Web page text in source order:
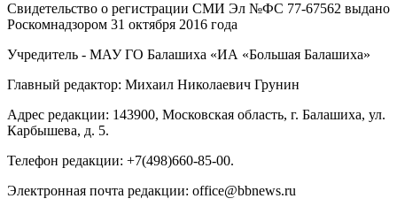
Свидетельство о регистрации СМИ Эл №ФС ‎77-67562 выдано
Роскомнадзором 31 октября 2016 года
Учредитель - МАУ ГО Балашиха «ИА «Большая Балашиха»
Главный редактор: Михаил Николаевич Грунин
Адрес редакции: 143900, Московская область, г. Балашиха, ул.
Карбышева, д. 5.
Телефон редакции: +7(498)660-85-00.
Электронная почта редакции: office@bbnews.ru